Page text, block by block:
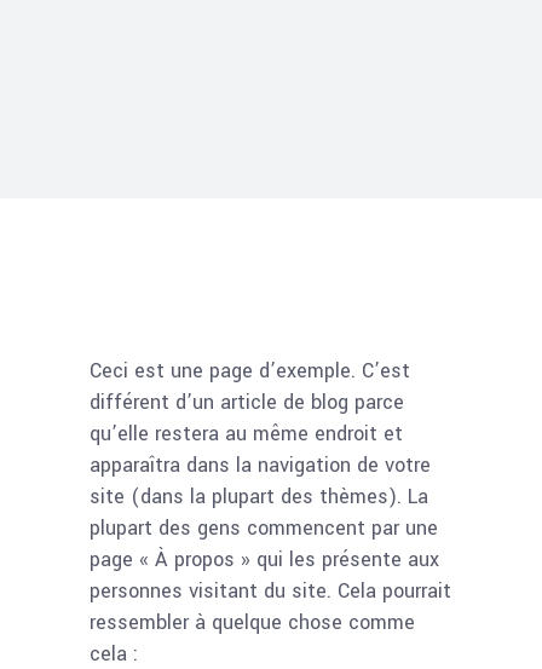
Ceci est une page d’exemple. C’est
différent d’un article de blog parce
qu’elle restera au même endroit et
apparaîtra dans la navigation de votre
site (dans la plupart des thèmes). La
plupart des gens commencent par une
page « À propos » qui les présente aux
personnes visitant du site. Cela pourrait
ressembler à quelque chose comme
cela :